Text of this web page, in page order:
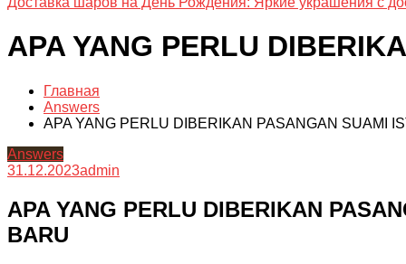
APA YANG PERLU
Главная
Answers
APA YANG PERLU DIBERIKAN PASANGAN SUAMI
Answers
31.12.2023admin
APA YANG PERLU DIBERIKAN
BARU